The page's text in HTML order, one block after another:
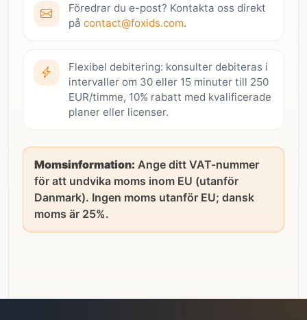
Föredrar du e-post? Kontakta oss direkt
påcontact@foxids.com.
Flexibel debitering: konsulter debiteras i
intervaller om 30 eller 15 minuter till 250
EUR/timme, 10% rabatt med kvalificerade
planer eller licenser.
Momsinformation: Ange ditt VAT-nummer
för att undvika moms inom EU (utanför
Danmark). Ingen moms utanför EU; dansk
moms är 25%.